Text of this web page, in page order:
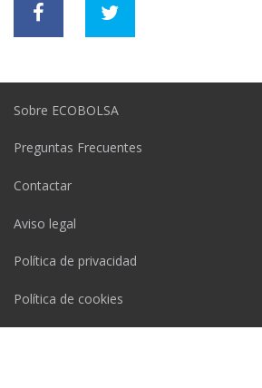
Sobre ECOBOLSA
Preguntas Frecuentes
Contactar
Aviso legal
Política de privacidad
Política de cookies